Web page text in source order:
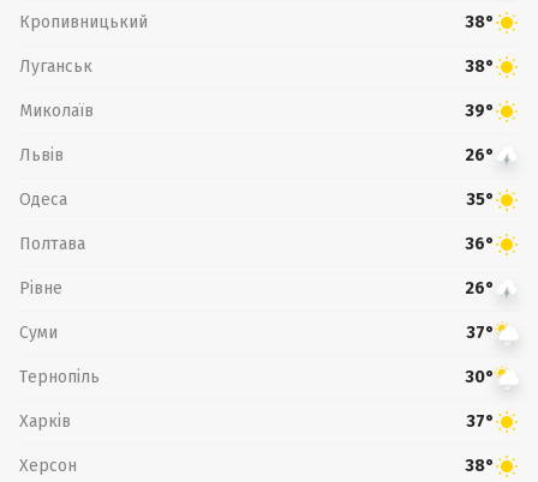
Кропивницький 38°
Луганськ 38°
Миколаїв 39°
Львів 26°
Одеса 35°
Полтава 36°
Рівне 26°
Суми 37°
Тернопіль 30°
Харків 37°
Херсон 38°